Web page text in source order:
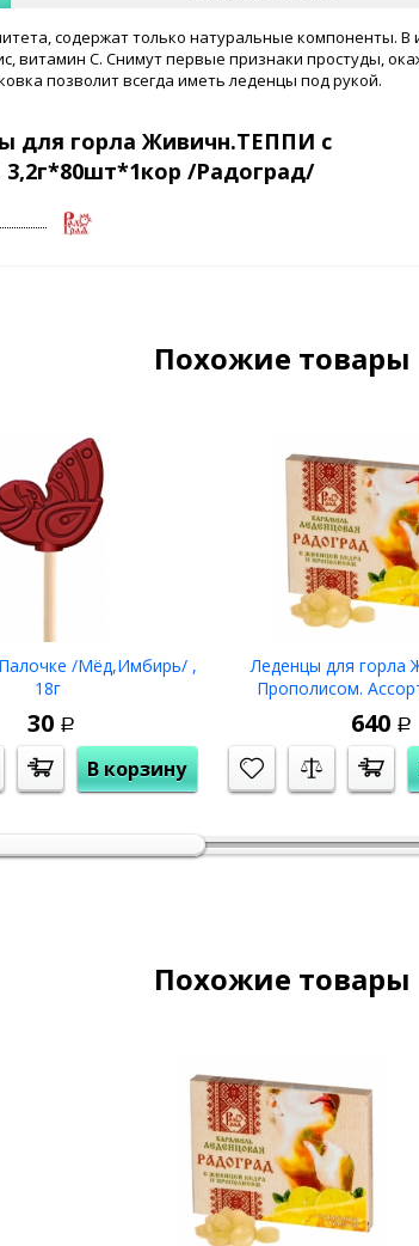
содержат только натуральные компоненты. В
витамин С. Снимут первые признаки простуды,
позволит всегда иметь леденцы под рукой.
для горла Живичн.ТЕППИ с
/Радоград/
Похожие товары
/Мёд,Имбирь/ ,
18г
30 Р
В корзину
Леденцы для горла
Прополисом.
640 Р
Похожие товары